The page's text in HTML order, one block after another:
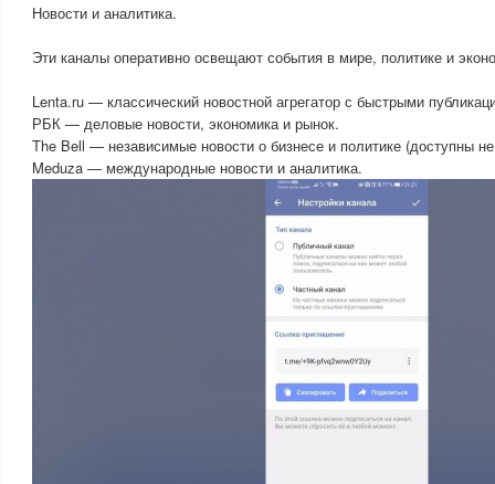
Новости и аналитика.
Эти каналы оперативно освещают события в мире, политике и
Lenta.ru — классический новостной агрегатор с быстрыми
РБК — деловые новости, экономика и рынок.
The Bell — независимые новости о бизнесе и политике (доступны
Meduza — международные новости и аналитика.